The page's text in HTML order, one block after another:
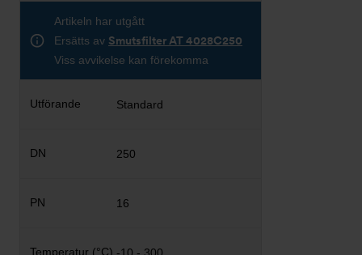
Artikeln har utgått
Ersätts av Smutsfilter AT 4028C250
Viss avvikelse kan förekomma
Standard
250
16